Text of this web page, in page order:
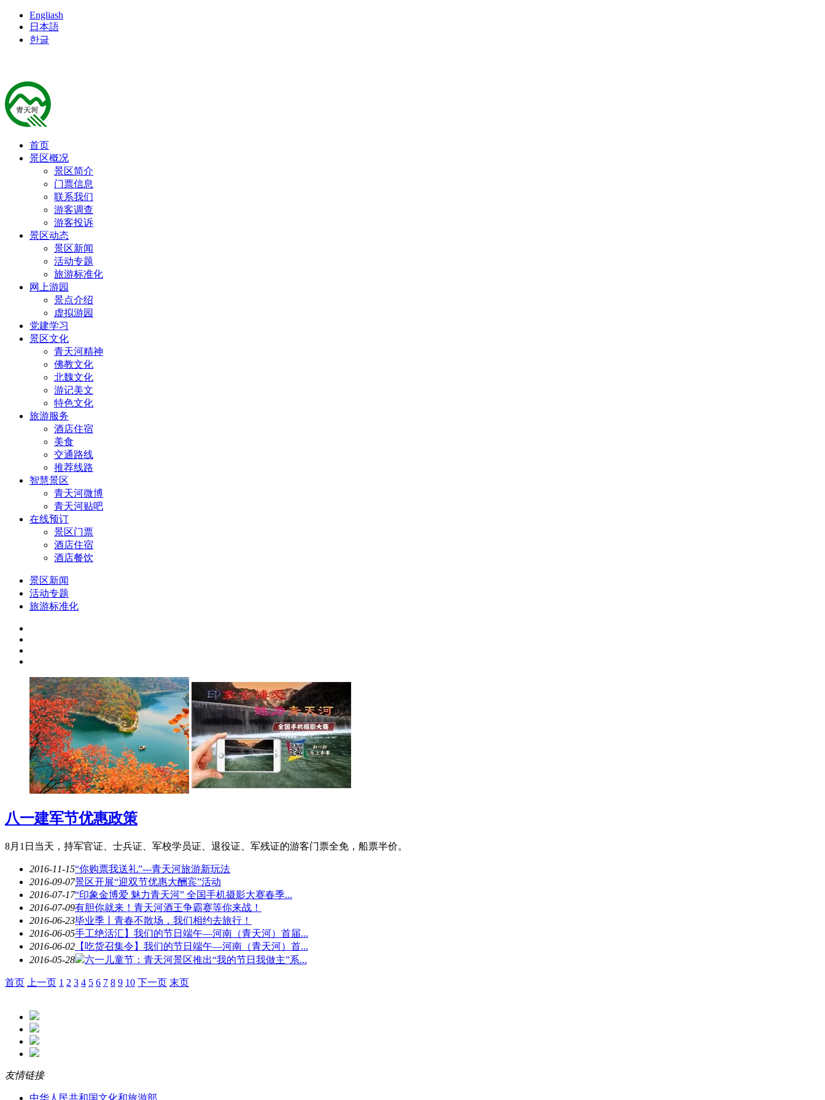
Engliash
日本語
한글
首页
景区概况
景区简介
门票信息
联系我们
游客调查
游客投诉
景区动态
景区新闻
活动专题
旅游标准化
网上游园
景点介绍
虚拟游园
党建学习
景区文化
青天河精神
佛教文化
北魏文化
游记美文
特色文化
旅游服务
酒店住宿
美食
交通路线
推荐线路
智慧景区
青天河微博
青天河贴吧
在线预订
景区门票
酒店住宿
酒店餐饮
景区新闻
活动专题
旅游标准化
八一建军节优惠政策
8月1日当天，持军官证、士兵证、军校学员证、退役证、军残证的游客门票全免，船票半价。
2016-11-15“你购票我送礼”---青天河旅游新玩法
2016-09-07景区开展“迎双节优惠大酬宾”活动
2016-07-17“印象金博爱 魅力青天河” 全国手机摄影大赛春季...
2016-07-09有胆你就来！青天河酒王争霸赛等你来战！
2016-06-23毕业季丨青春不散场，我们相约去旅行！
2016-06-05手工绝活汇】我们的节日端午—河南（青天河）首届...
2016-06-02 【吃货召集令】我们的节日端午—河南（青天河）首...
2016-05-28
六一儿童节：青天河景区推出“我的节日我做主”系...
首页 上一页 1 2 3 4 5 6 7 8 9 10 下一页 末页
友情链接
中华人民共和国文化和旅游部